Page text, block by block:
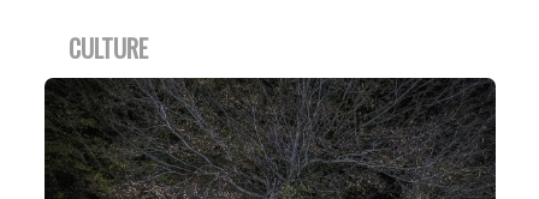
CULTURE